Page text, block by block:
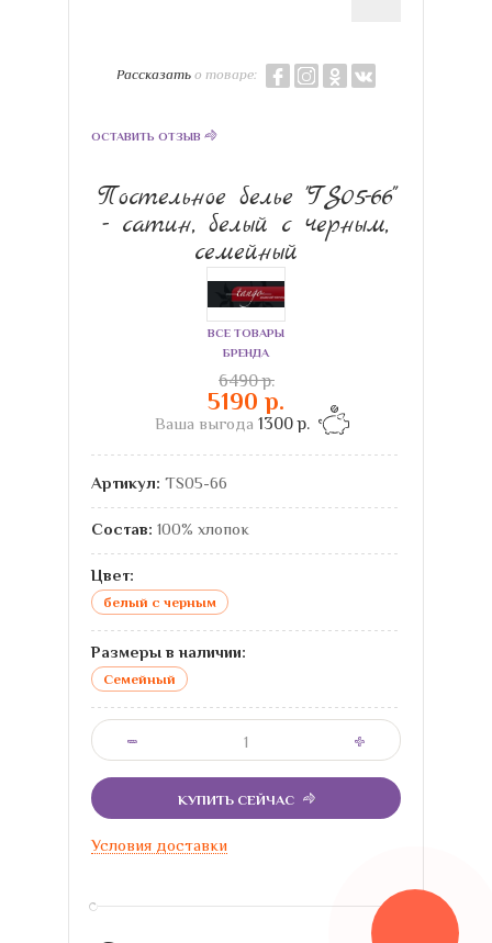
Рассказать о товаре:
ОСТАВИТЬ ОТЗЫВ
Постельное белье "TS05-66"
- сатин, белый с черным,
семейный
ВСЕ ТОВАРЫ
БРЕНДА
6490 р.
5190 р.
Ваша выгода 1300 р.
Артикул: TS05-66
Состав: 100% хлопок
Цвет:
белый с черным
Размеры в наличии:
Семейный
КУПИТЬ СЕЙЧАС
Условия доставки